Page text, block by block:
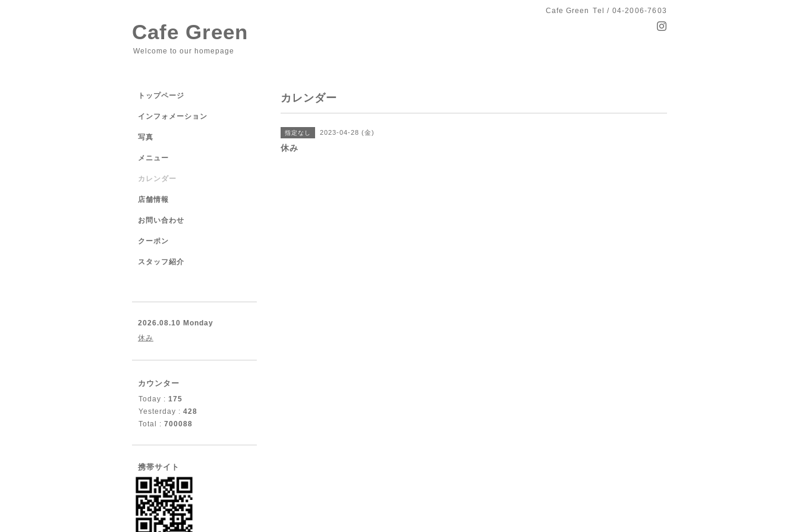
Cafe Green Tel / 04-2006-7603
Cafe Green
Welcome to our homepage
カレンダー
指定なし 2023-04-28 (金)
休み
トップページ
インフォメーション
写真
メニュー
カレンダー
店舗情報
お問い合わせ
クーポン
スタッフ紹介
2026.08.10 Monday
休み
カウンター
Today : 175
Yesterday : 428
Total : 700088
携帯サイト